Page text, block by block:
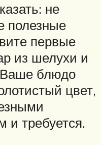
не
полезные
первые
из шелухи и
Ваше блюдо
цвет,
и требуется.